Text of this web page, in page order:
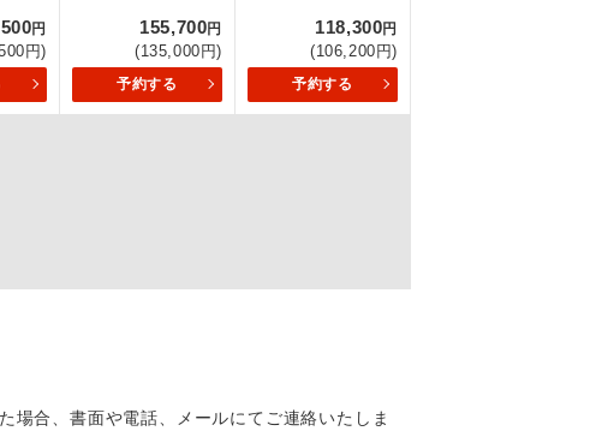
円
円)
155,700円
(135,000円)
予約する
118,300円
(106,200円)
予約する
場合、書面や電話、メールにてご連絡いたしま
の心配はいりませ